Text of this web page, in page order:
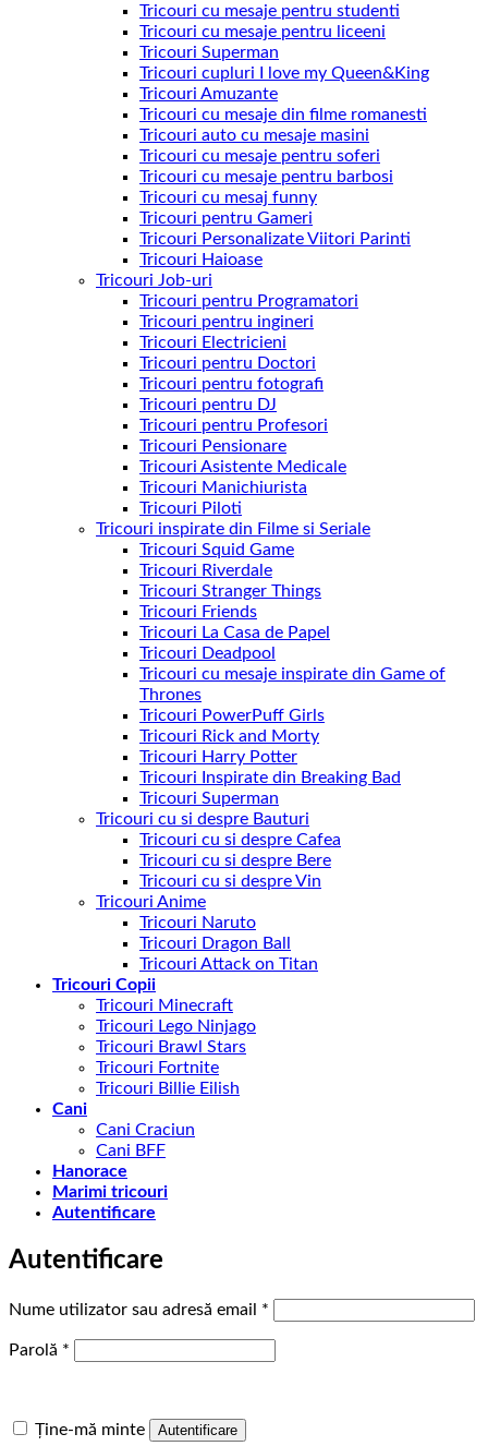
Tricouri cu mesaje pentru studenti
Tricouri cu mesaje pentru liceeni
Tricouri Superman
Tricouri cupluri I love my Queen&King
Tricouri Amuzante
Tricouri cu mesaje din filme romanesti
Tricouri auto cu mesaje masini
Tricouri cu mesaje pentru soferi
Tricouri cu mesaje pentru barbosi
Tricouri cu mesaj funny
Tricouri pentru Gameri
Tricouri Personalizate Viitori Parinti
Tricouri Haioase
Tricouri Job-uri
Tricouri pentru Programatori
Tricouri pentru ingineri
Tricouri Electricieni
Tricouri pentru Doctori
Tricouri pentru fotografi
Tricouri pentru DJ
Tricouri pentru Profesori
Tricouri Pensionare
Tricouri Asistente Medicale
Tricouri Manichiurista
Tricouri Piloti
Tricouri inspirate din Filme si Seriale
Tricouri Squid Game
Tricouri Riverdale
Tricouri Stranger Things
Tricouri Friends
Tricouri La Casa de Papel
Tricouri Deadpool
Tricouri cu mesaje inspirate din Game of
Thrones
Tricouri PowerPuff Girls
Tricouri Rick and Morty
Tricouri Harry Potter
Tricouri Inspirate din Breaking Bad
Tricouri Superman
Tricouri cu si despre Bauturi
Tricouri cu si despre Cafea
Tricouri cu si despre Bere
Tricouri cu si despre Vin
Tricouri Anime
Tricouri Naruto
Tricouri Dragon Ball
Tricouri Attack on Titan
Tricouri Copii
Tricouri Minecraft
Tricouri Lego Ninjago
Tricouri Brawl Stars
Tricouri Fortnite
Tricouri Billie Eilish
Cani
Cani Craciun
Cani BFF
Hanorace
Marimi tricouri
Autentificare
Autentificare
Nume utilizator sau adresă email *
Parolă *
Ține-mă minte Autentificare